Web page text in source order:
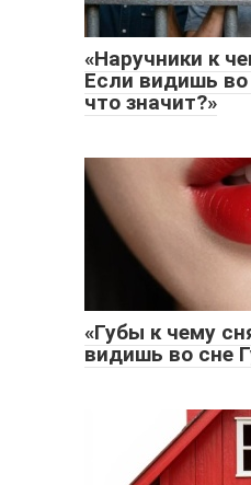
«Наручники к
Если видишь во
что значит?»
«Губы к чему
видишь во сне